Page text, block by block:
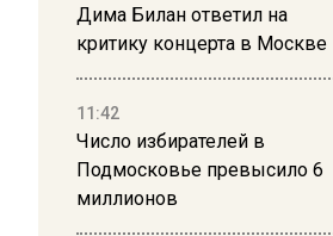
Дима Билан ответил на
критику концерта в Москве
11:42
Число избирателей в
Подмосковье превысило 6
миллионов